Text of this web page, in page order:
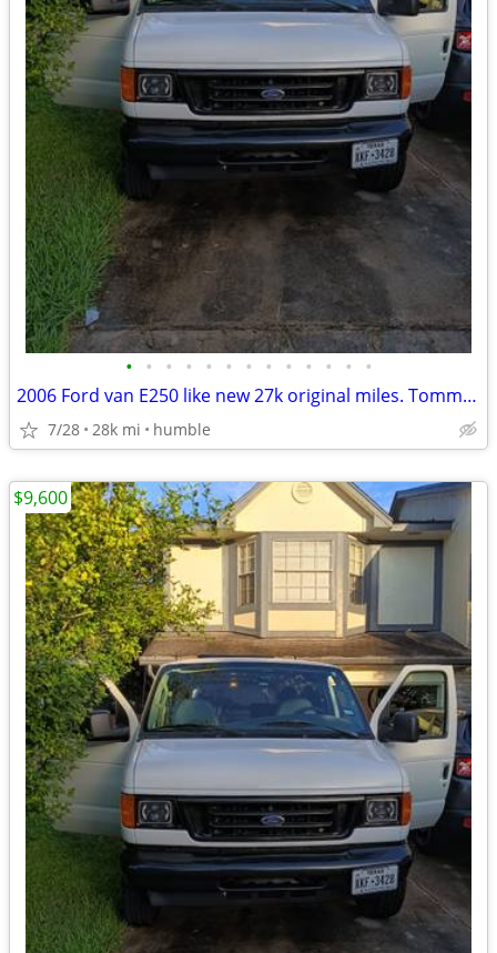
• • • • • • • • • • • • •
2006 Ford van E250 like new 27k original miles. Tommy lift.
7/28 28k mi humble
$9,600